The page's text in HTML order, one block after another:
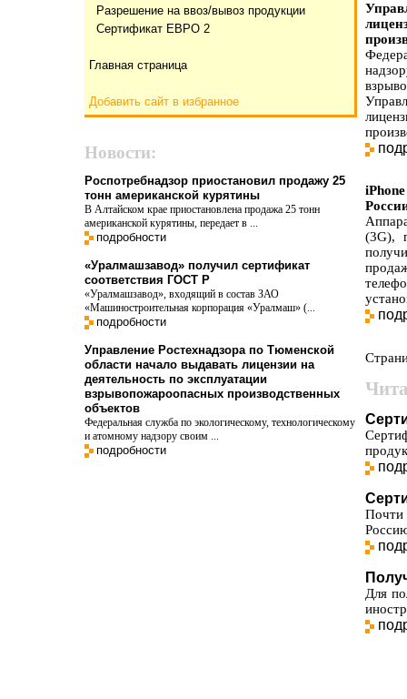
Разрешение на ввоз/вывоз продукции
Сертификат ЕВРО 2
Главная страница
Добавить сайт в избранное
Новости:
Роспотребнадзор приостановил продажу 25
тонн американской курятины
В Алтайском крае приостановлена продажа 25 тонн
американской курятины, передает в ...
подробности
«Уралмашзавод» получил сертификат
соответствия ГОСТ Р
«Уралмашзавод», входящий в состав ЗАО
«Машиностроительная корпорация «Уралмаш» (...
подробности
Управление Ростехнадзора по Тюменской
области начало выдавать лицензии на
деятельность по эксплуатации
взрывопожароопасных производственных
объектов
Федеральная служба по экологическому, технологическому
и атомному надзору своим ...
подробности
(3G),
Почти
Для